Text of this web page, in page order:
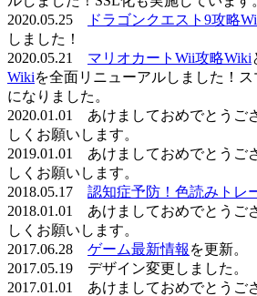
2020.05.25
ドラゴンクエスト9攻略
しました！
2020.05.21 マリオカートWii攻略Wiki
Wikiを全面リニューアルしました！
になりました。
2020.01.01 あけましておめでとうご
しくお願いします。
2019.01.01 あけましておめでとうご
しくお願いします。
2018.05.17 認知症予防！色読みトレ
2018.01.01 あけましておめでとうご
しくお願いします。
2017.06.28 ゲーム最新情報 を更新。
2017.05.19 デザイン変更しました。
2017.01.01 あけましておめでとうご